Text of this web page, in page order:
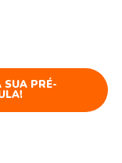
SUA PRÉ-